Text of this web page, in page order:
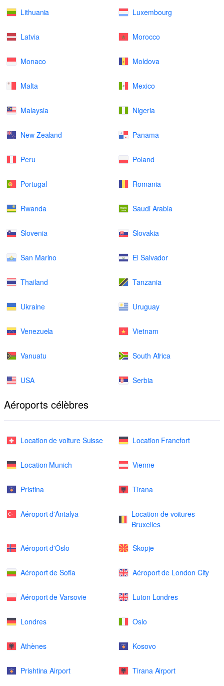
Lithuania Luxembourg
Latvia Morocco
Monaco Moldova
Malta Mexico
Malaysia Nigeria
New Zealand Panama
Peru Poland
Portugal Romania
Rwanda Saudi Arabia
Slovenia Slovakia
San Marino El Salvador
Thailand Tanzania
Ukraine Uruguay
Venezuela Vietnam
Vanuatu South Africa
USA Serbia
Aéroports célèbres
Location de voiture Suisse Location Francfort
Location Munich Vienne
Pristina Tirana
Aéroport d'Antalya
Location de voitures
Bruxelles
Aéroport d'Oslo Skopje
Aéroport de Sofia Aéroport de London City
Aéroport de Varsovie Luton Londres
Londres Oslo
Athènes Kosovo
Prishtina Airport Tirana Airport